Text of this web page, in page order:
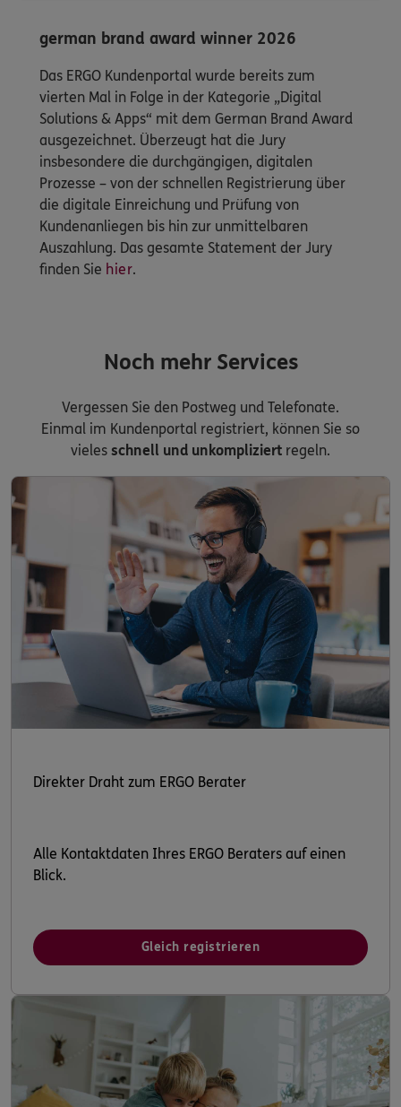
german brand award winner 2026
Das ERGO Kundenportal wurde bereits zum
vierten Mal in Folge in der Kategorie „Digital
Solutions & Apps“ mit dem German Brand Award
ausgezeichnet. Überzeugt hat die Jury
insbesondere die durchgängigen, digitalen
Prozesse – von der schnellen Registrierung über
die digitale Einreichung und Prüfung von
Kundenanliegen bis hin zur unmittelbaren
Auszahlung. Das gesamte Statement der Jury
finden Sie hier.
Noch mehr Services
Vergessen Sie den Postweg und Telefonate.
Einmal im Kundenportal registriert, können Sie so
vieles schnell und unkompliziert regeln.
Direkter Draht zum ERGO Berater
Alle Kontaktdaten Ihres ERGO Beraters auf einen
Blick.
Gleich registrieren